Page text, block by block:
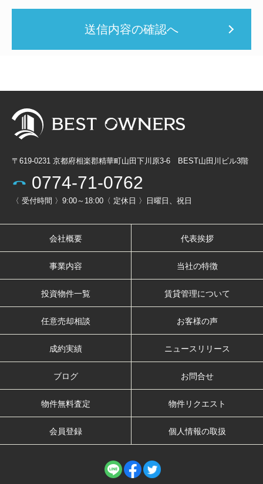
〒619-0231 京都府相楽郡精華町山田下川原3-6 BEST山田川ビル3階
0774-71-0762
〈 受付時間 〉9:00～18:00 〈 定休日 〉日曜日、祝日
会社概要 代表挨拶
事業内容 当社の特徴
投資物件一覧 賃貸管理について
任意売却相談 お客様の声
成約実績 ニュースリリース
ブログ お問合せ
物件無料査定 物件リクエスト
会員登録 個人情報の取扱